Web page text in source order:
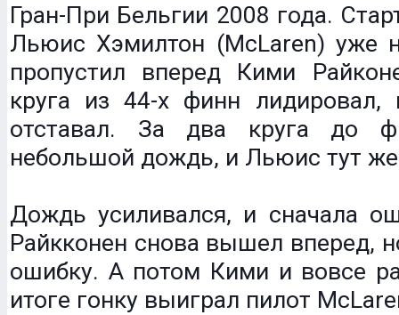
Гран-При Бельгии 2008 года.
Льюис Хэмилтон (McLaren) уже
пропустил вперед Кими
круга из 44-х финн лидировал,
отставал. За два круга до
небольшой дождь, и Льюис тут
Дождь усиливался, и сначала
Райкконен снова вышел вперед,
ошибку. А потом Кими и вовсе
итоге гонку выиграл пилот